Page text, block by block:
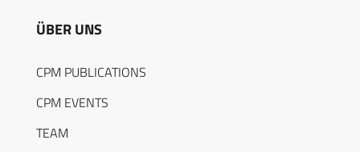
ÜBER UNS
CPM PUBLICATIONS
CPM EVENTS
TEAM